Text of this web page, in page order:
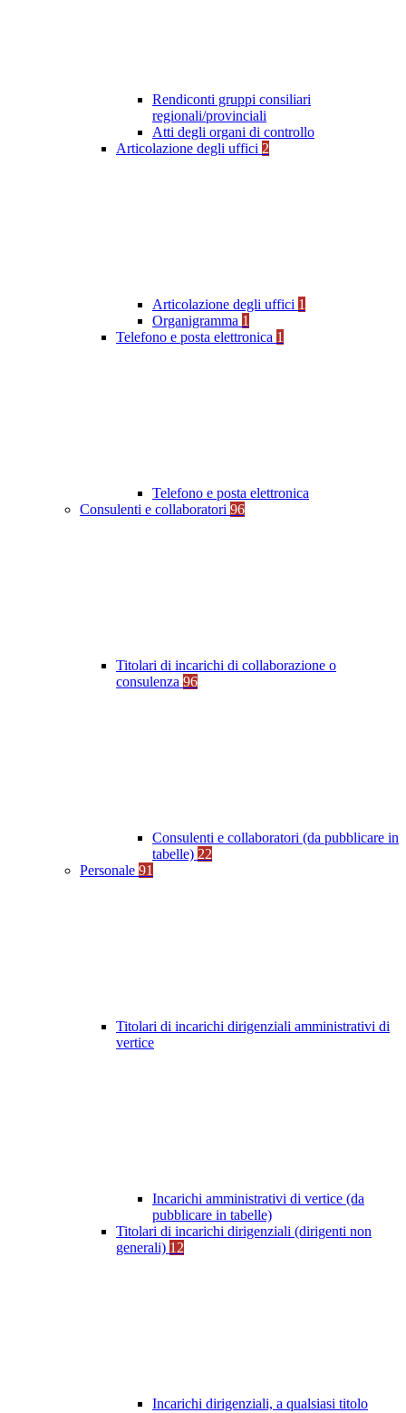
Rendiconti gruppi consiliari
regionali/provinciali
Atti degli organi di controllo
Articolazione degli uffici 2
Articolazione degli uffici 1
Organigramma 1
Telefono e posta elettronica 1
Telefono e posta elettronica
Consulenti e collaboratori 96
Titolari di incarichi di collaborazione o
consulenza 96
Consulenti e collaboratori (da pubblicare in
tabelle) 22
Personale 91
Titolari di incarichi dirigenziali amministrativi di
vertice
Incarichi amministrativi di vertice (da
pubblicare in tabelle)
Titolari di incarichi dirigenziali (dirigenti non
generali) 12
Incarichi dirigenziali, a qualsiasi titolo